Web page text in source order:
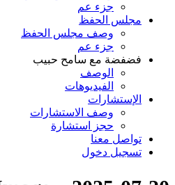
جزء عم
مجلس الحفظ
وصف مجلس الحفظ
جزء عم
فضفضة مع سامح حبيب
الوصف
الفيديوهات
الإستشارات
وصف الاستشارات
حجز استشارة
تواصل معنا
تسجيل دخول